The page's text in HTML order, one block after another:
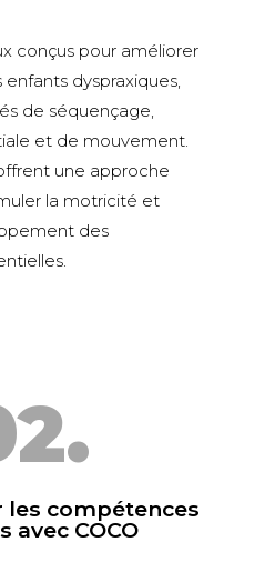
conçus pour améliorer
dyspraxiques,
de séquençage,
et de mouvement.
une approche
la motricité et
des
les compétences
avec COCO